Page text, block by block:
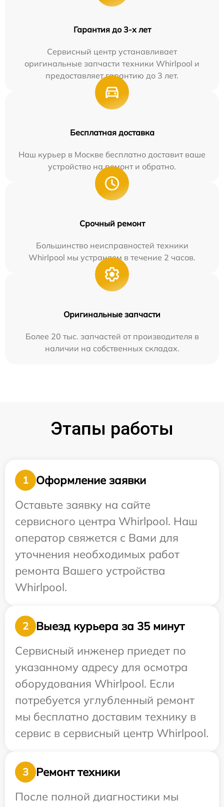
Гарантия до 3-х лет
Сервисный центр устанавливает
оригинальные запчасти техники Whirlpool и
предоставляет гарантию до 3 лет.
Бесплатная доставка
Наш курьер в Москве бесплатно доставит ваше
устройство на ремонт и обратно.
Срочный ремонт
Большинство неисправностей техники
Whirlpool мы устраняем в течение 2 часов.
Оригинальные запчасти
Более 20 тыс. запчастей от производителя в
наличии на собственных складах.
Этапы работы
1
Оформление заявки
Оставьте заявку на сайте
сервисного центра Whirlpool. Наш
оператор свяжется с Вами для
уточнения необходимых работ
ремонта Вашего устройства
Whirlpool.
2
Выезд курьера за 35 минут
Сервисный инженер приедет по
указанному адресу для осмотра
оборудования Whirlpool. Если
потребуется углубленный ремонт
мы бесплатно доставим технику в
сервис в сервисный центр Whirlpool.
3
Ремонт техники
После полной диагностики мы